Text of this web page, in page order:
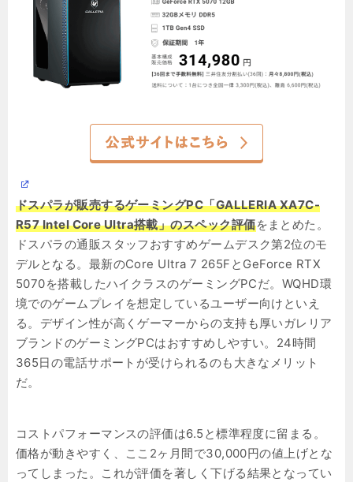
ドスパラが販売するゲーミングPC「GALLERIA XA7C-
R57 Intel Core Ultra搭載」のスペック評価をまとめた。
ドスパラの通販スタッフおすすめゲームデスク第2位のモ
デルとなる。最新のCore Ultra 7 265FとGeForce RTX
5070を搭載したハイクラスのゲーミングPCだ。WQHD環
境でのゲームプレイを想定しているユーザー向けといえ
る。デザイン性が高くゲーマーからの支持も厚いガレリア
ブランドのゲーミングPCはおすすめしやすい。24時間
365日の電話サポートが受けられるのも大きなメリット
だ。
コストパフォーマンスの評価は6.5と標準程度に留まる。
価格が動きやすく、ここ2ヶ月間で30,000円の値上げとな
ってしまった。これが評価を著しく下げる結果となってい